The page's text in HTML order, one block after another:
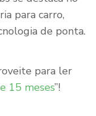
para carro,
de ponta.
para ler
15 meses”!